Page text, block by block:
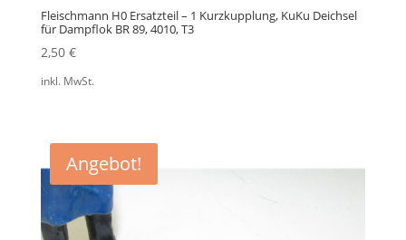
Fleischmann H0 Ersatzteil – 1 Kurzkupplung, KuKu Deichsel
für Dampflok BR 89, 4010, T3
2,50 €
inkl. MwSt.
Angebot!